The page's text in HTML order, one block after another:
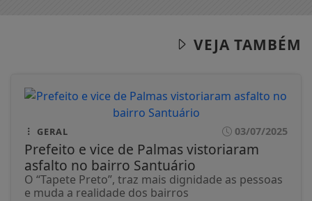
VEJA TAMBÉM
GERAL 03/07/2025
Prefeito e vice de Palmas vistoriaram
asfalto no bairro Santuário
O “Tapete Preto”, traz mais dignidade as pessoas
e muda a realidade dos bairros